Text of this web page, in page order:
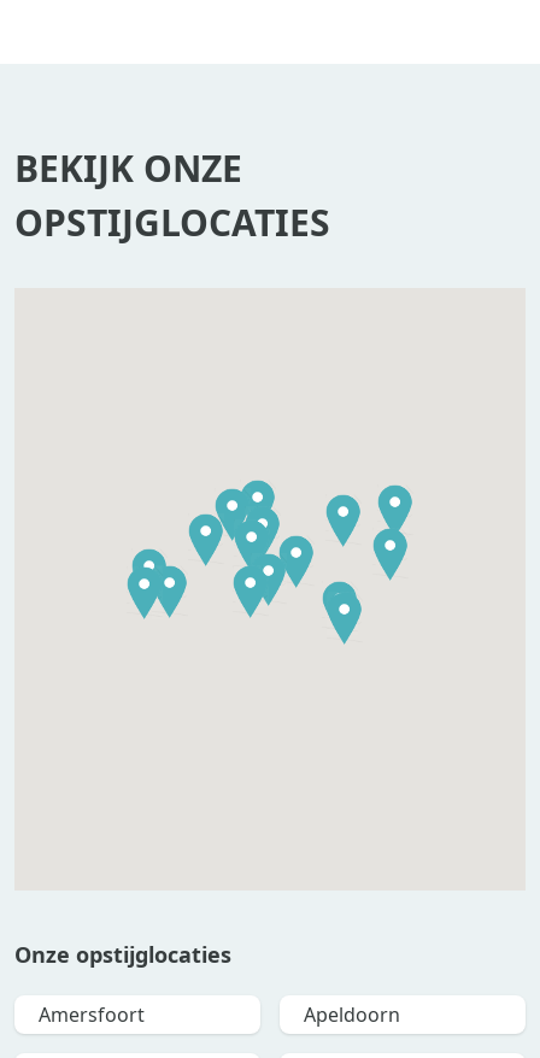
BEKIJK ONZE
OPSTIJGLOCATIES
Onze opstijglocaties
Amersfoort Apeldoorn